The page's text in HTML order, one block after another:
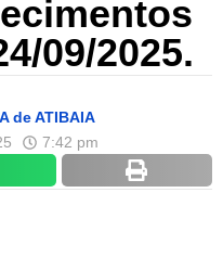
09/2025.
de ATIBAIA
7:42 pm